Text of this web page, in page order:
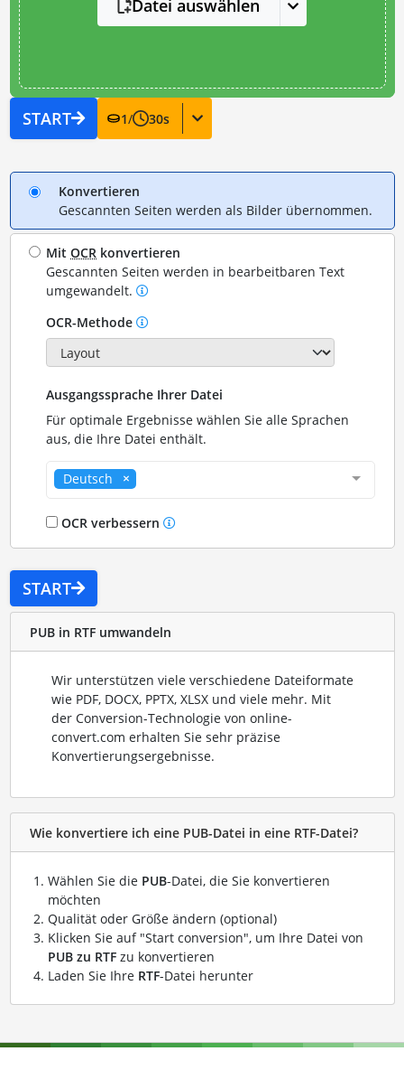
Datei auswählen
START 1/ 30s
Konvertieren
Gescannten Seiten werden als Bilder übernommen.
MitOCR konvertieren
Gescannten Seiten werden in bearbeitbaren Text
umgewandelt.
OCR-Methode
Ausgangssprache Ihrer Datei
Für optimale Ergebnisse wählen Sie alle Sprachen
aus, die Ihre Datei enthält.
Deutsch
OCR verbessern
START
PUB in RTF umwandeln
Wir unterstützen viele verschiedene Dateiformate
wie PDF, DOCX, PPTX, XLSX und viele mehr. Mit
der Conversion-Technologie von online-
convert.com erhalten Sie sehr präzise
Konvertierungsergebnisse.
Wie konvertiere ich eine PUB-Datei in eine RTF-Datei?
Wählen Sie die PUB-Datei, die Sie konvertieren
möchten
Qualität oder Größe ändern (optional)
Klicken Sie auf "Start conversion", um Ihre Datei von
PUB zu RTFzu konvertieren
Laden Sie Ihre RTF-Datei herunter